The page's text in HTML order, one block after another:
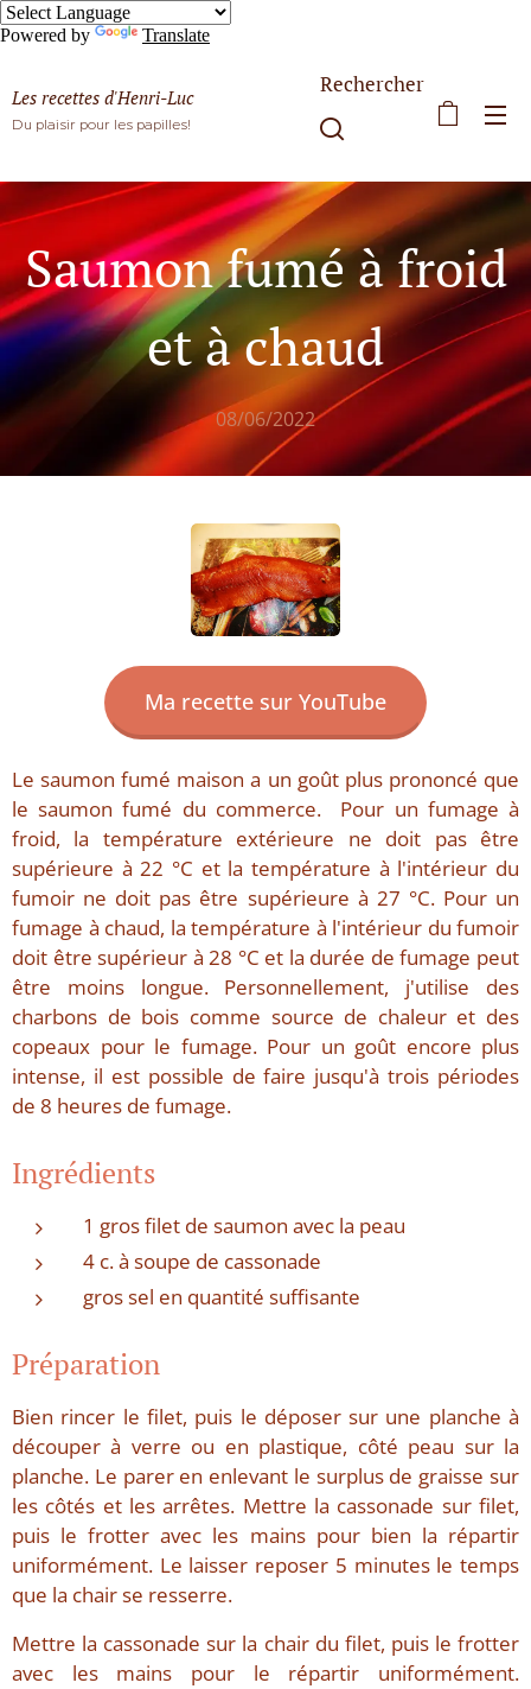
Powered by Translate
Les recettes d'Henri-Luc
Du plaisir pour les papilles!
Rechercher
Saumon fumé à froid
et à chaud
08/06/2022
Ma recette sur YouTube
Le saumon fumé maison a un goût plus prononcé que
le saumon fumé du commerce. Pour un fumage à
froid, la température extérieure ne doit pas être
supérieure à 22 °C et la température à l'intérieur du
fumoir ne doit pas être supérieure à 27 °C. Pour un
fumage à chaud, la température à l'intérieur du fumoir
doit être supérieur à 28 °C et la durée de fumage peut
être moins longue. Personnellement, j'utilise des
charbons de bois comme source de chaleur et des
copeaux pour le fumage. Pour un goût encore plus
intense, il est possible de faire jusqu'à trois périodes
de 8 heures de fumage.
Ingrédients
1 gros filet de saumon avec la peau
4 c. à soupe de cassonade
gros sel en quantité suffisante
Préparation
Bien rincer le filet, puis le déposer sur une planche à
découper à verre ou en plastique, côté peau sur la
planche. Le parer en enlevant le surplus de graisse sur
les côtés et les arrêtes. Mettre la cassonade sur filet,
puis le frotter avec les mains pour bien la répartir
uniformément. Le laisser reposer 5 minutes le temps
que la chair se resserre.
Mettre la cassonade sur la chair du filet, puis le frotter
avec les mains pour le répartir uniformément.